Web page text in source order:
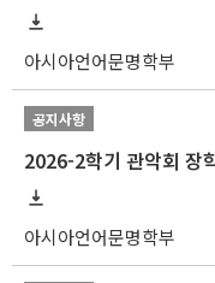
아시아언어문명학부
공지사항
2026-2학기 관악회 장
아시아언어문명학부